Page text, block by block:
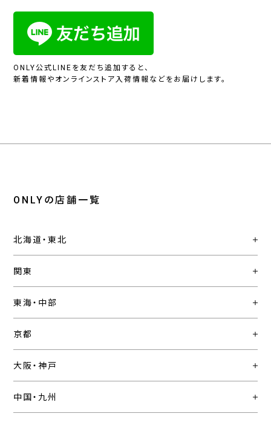
ONLY公式LINEを友だち追加すると、
新着情報やオンラインストア入荷情報などをお届けします。
ONLYの店舗一覧
北海道・東北
関東
東海・中部
京都
大阪・神戸
中国・九州